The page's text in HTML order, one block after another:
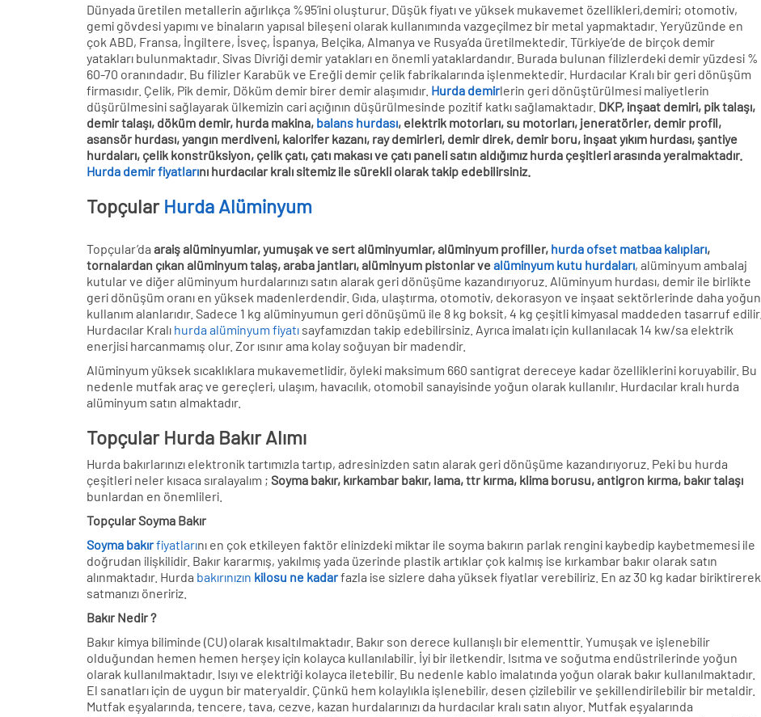
Dünyada üretilen metallerin ağırlıkça %95’ini oluşturur. Düşük fiyatı ve yüksek mukavemet özellikleri,demiri; otomotiv,
gemi gövdesi yapımı ve binaların yapısal bileşeni olarak kullanımında vazgeçilmez bir metal yapmaktadır. Yeryüzünde en
çok ABD, Fransa, İngiltere, İsveç, İspanya, Belçika, Almanya ve Rusya’da üretilmektedir. Türkiye’de de birçok demir
yatakları bulunmaktadır. Sivas Divriği demir yatakları en önemli yataklardandır. Burada bulunan filizlerdeki demir yüzdesi %
60-70 oranındadır. Bu filizler Karabük ve Ereğli demir çelik fabrikalarında işlenmektedir. Hurdacılar Kralı bir geri dönüşüm
firmasıdır. Çelik, Pik demir, Döküm demir birer demir alaşımıdır. Hurda demirlerin geri dönüştürülmesi maliyetlerin
düşürülmesini sağlayarak ülkemizin cari açığının düşürülmesinde pozitif katkı sağlamaktadır. DKP, inşaat demiri, pik talaşı,
demir talaşı, döküm demir, hurda makina, balans hurdası, elektrik motorları, su motorları, jeneratörler, demir profil,
asansör hurdası, yangın merdiveni, kalorifer kazanı, ray demirleri, demir direk, demir boru, inşaat yıkım hurdası, şantiye
hurdaları, çelik konstrüksiyon, çelik çatı, çatı makası ve çatı paneli satın aldığımız hurda çeşitleri arasında yeralmaktadır.
Hurda demir fiyatlarını hurdacılar kralı sitemiz ile sürekli olarak takip edebilirsiniz.
Topçular Hurda Alüminyum
Topçular’da araiş alüminyumlar, yumuşak ve sert alüminyumlar, alüminyum profiller, hurda ofset matbaa kalıpları,
tornalardan çıkan alüminyum talaş, araba jantları, alüminyum pistonlar vealüminyum kutu hurdaları, alüminyum ambalaj
kutular ve diğer alüminyum hurdalarınızı satın alarak geri dönüşüme kazandırıyoruz. Alüminyum hurdası, demir ile birlikte
geri dönüşüm oranı en yüksek madenlerdendir. Gıda, ulaştırma, otomotiv, dekorasyon ve inşaat sektörlerinde daha yoğun
kullanım alanlarıdır. Sadece 1 kg alüminyumun geri dönüşümü ile 8 kg boksit, 4 kg çeşitli kimyasal maddeden tasarruf edilir.
Hurdacılar Kralı hurda alüminyum fiyatı sayfamızdan takip edebilirsiniz. Ayrıca imalatı için kullanılacak 14 kw/sa elektrik
enerjisi harcanmamış olur. Zor ısınır ama kolay soğuyan bir madendir.
Alüminyum yüksek sıcaklıklara mukavemetlidir, öyleki maksimum 660 santigrat dereceye kadar özelliklerini koruyabilir. Bu
nedenle mutfak araç ve gereçleri, ulaşım, havacılık, otomobil sanayisinde yoğun olarak kullanılır. Hurdacılar kralı hurda
alüminyum satın almaktadır.
Topçular Hurda Bakır Alımı
Hurda bakırlarınızı elektronik tartımızla tartıp, adresinizden satın alarak geri dönüşüme kazandırıyoruz. Peki bu hurda
çeşitleri neler kısaca sıralayalım ; Soyma bakır, kırkambar bakır, lama, ttr kırma, klima borusu, antigron kırma, bakır talaşı
bunlardan en önemlileri.
Topçular Soyma Bakır
Soyma bakırfiyatlarını en çok etkileyen faktör elinizdeki miktar ile soyma bakırın parlak rengini kaybedip kaybetmemesi ile
doğrudan ilişkilidir. Bakır kararmış, yakılmış yada üzerinde plastik artıklar çok kalmış ise kırkambar bakır olarak satın
alınmaktadır. Hurda bakırınızın kilosu ne kadarfazla ise sizlere daha yüksek fiyatlar verebiliriz. En az 30 kg kadar biriktirerek
satmanızı öneririz.
Bakır Nedir ?
Bakır kimya biliminde (CU) olarak kısaltılmaktadır. Bakır son derece kullanışlı bir elementtir. Yumuşak ve işlenebilir
olduğundan hemen hemen herşey için kolayca kullanılabilir. İyi bir iletkendir. Isıtma ve soğutma endüstrilerinde yoğun
olarak kullanılmaktadır. Isıyı ve elektriği kolayca iletebilir. Bu nedenle kablo imalatında yoğun olarak bakır kullanılmaktadır.
El sanatları için de uygun bir materyaldir. Çünkü hem kolaylıkla işlenebilir, desen çizilebilir ve şekillendirilebilir bir metaldir.
Mutfak eşyalarında, tencere, tava, cezve, kazan hurdalarınızı da hurdacılar kralı satın alıyor. Mutfak eşyalarında